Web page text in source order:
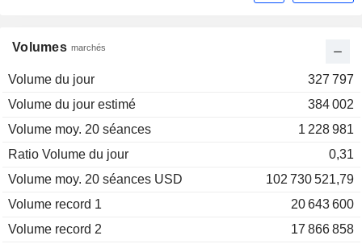
Volumes marchés
Volume du jour
327 797
Volume du jour estimé
384 002
Volume moy. 20 séances
1 228 981
Ratio Volume du jour
0,31
Volume moy. 20 séances USD
102 730 521,79
Volume record 1
20 643 600
Volume record 2
17 866 858